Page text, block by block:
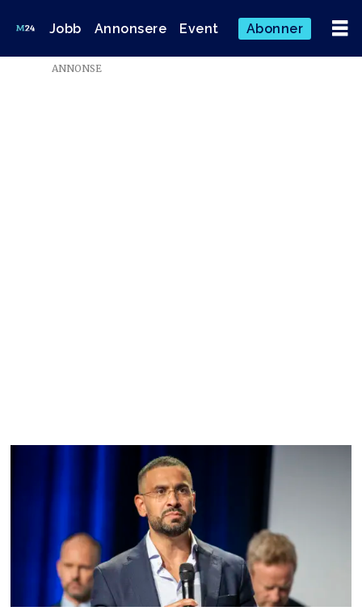
Jobb Annonsere Event Abonner
Emne:
ANNONSE